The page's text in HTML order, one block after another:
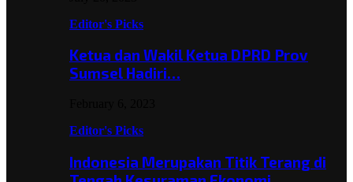
Editor's Picks
Ketua dan Wakil Ketua DPRD Prov
Sumsel Hadiri…
Editor's Picks
Indonesia Merupakan Titik Terang di